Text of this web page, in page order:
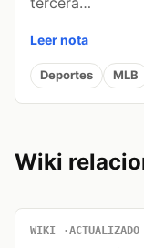
Leer nota
Deportes MLB
Wiki
WIKI